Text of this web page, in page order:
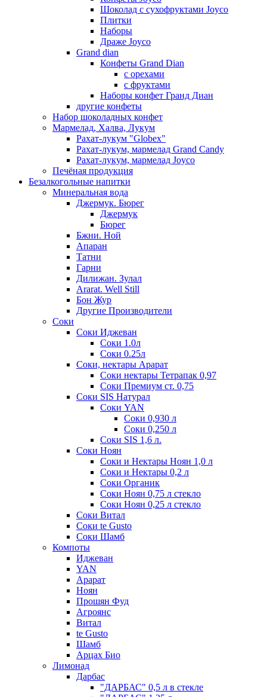
Шоколад с сухофруктами Joyco
Плитки
Наборы
Драже Joyco
Grand dian
Конфеты Grand Dian
с орехами
с фруктами
Наборы конфет Гранд Диан
другие конфеты
Набор шоколадных конфет
Мармелад, Халва, Лукум
Рахат-лукум "Globex"
Рахат-лукум, мармелад Grand Candy
Рахат-лукум, мармелад Joyco
Печёная продукция
Безалкогольные напитки
Минеральная вода
Джермук. Бюрег
Джермук
Бюрег
Бжни. Ной
Апаран
Татни
Гарни
Дилижан. Зулал
Ararat. Well Still
Бон Жур
Другие Производители
Соки
Соки Иджеван
Соки 1.0л
Соки 0.25л
Соки, нектары Арарат
Соки нектары Тетрапак 0,97
Соки Премиум ст. 0,75
Соки SIS Натурал
Соки YAN
Соки 0,930 л
Соки 0,250 л
Соки SIS 1,6 л.
Соки Ноян
Соки и Нектары Ноян 1,0 л
Соки и Нектары 0,2 л
Соки Органик
Соки Ноян 0,75 л стекло
Соки Ноян 0,25 л стекло
Соки Витал
Соки te Gusto
Соки Шамб
Компоты
Иджеван
YAN
Арарат
Ноян
Прошян Фуд
Агроянс
Витал
te Gusto
Шамб
Арцах Био
Лимонад
Дарбас
"ДАРБАС" 0,5 л в стекле